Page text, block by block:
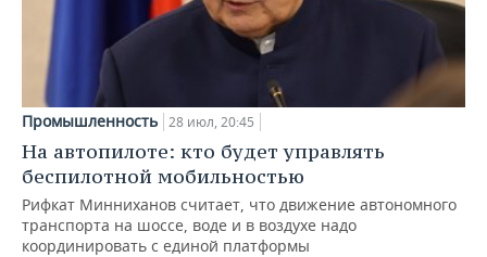
Промышленность 28 июл, 20:45
На автопилоте: кто будет управлять
беспилотной мобильностью
Рифкат Минниханов считает, что движение автономного
транспорта на шоссе, воде и в воздухе надо
координировать с единой платформы